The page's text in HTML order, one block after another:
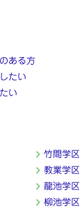
ある方
たい
い
竹間学区
教業学区
龍池学区
柳池学区